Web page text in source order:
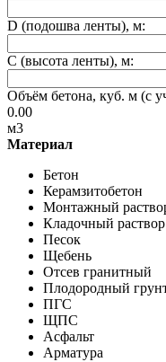
D (подошва ленты), м:
C (высота ленты), м:
Объём бетона, куб. м (с
0.00
м3
Материал
Бетон
Керамзитобетон
Монтажный
Кладочный раствор
Песок
Щебень
Отсев гранитный
Плодородный
ПГС
ЩПС
Асфальт
Арматура